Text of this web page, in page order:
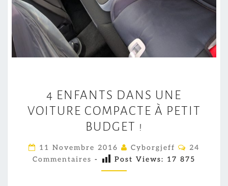
E
N
F
N
4 ENFANTS DANS UNE
VOITURE COMPACTE À PETIT
BUDGET !
11 Novembre 2016 Cyborgjeff
C
M
24
Commentaires - Post Views: 17 875